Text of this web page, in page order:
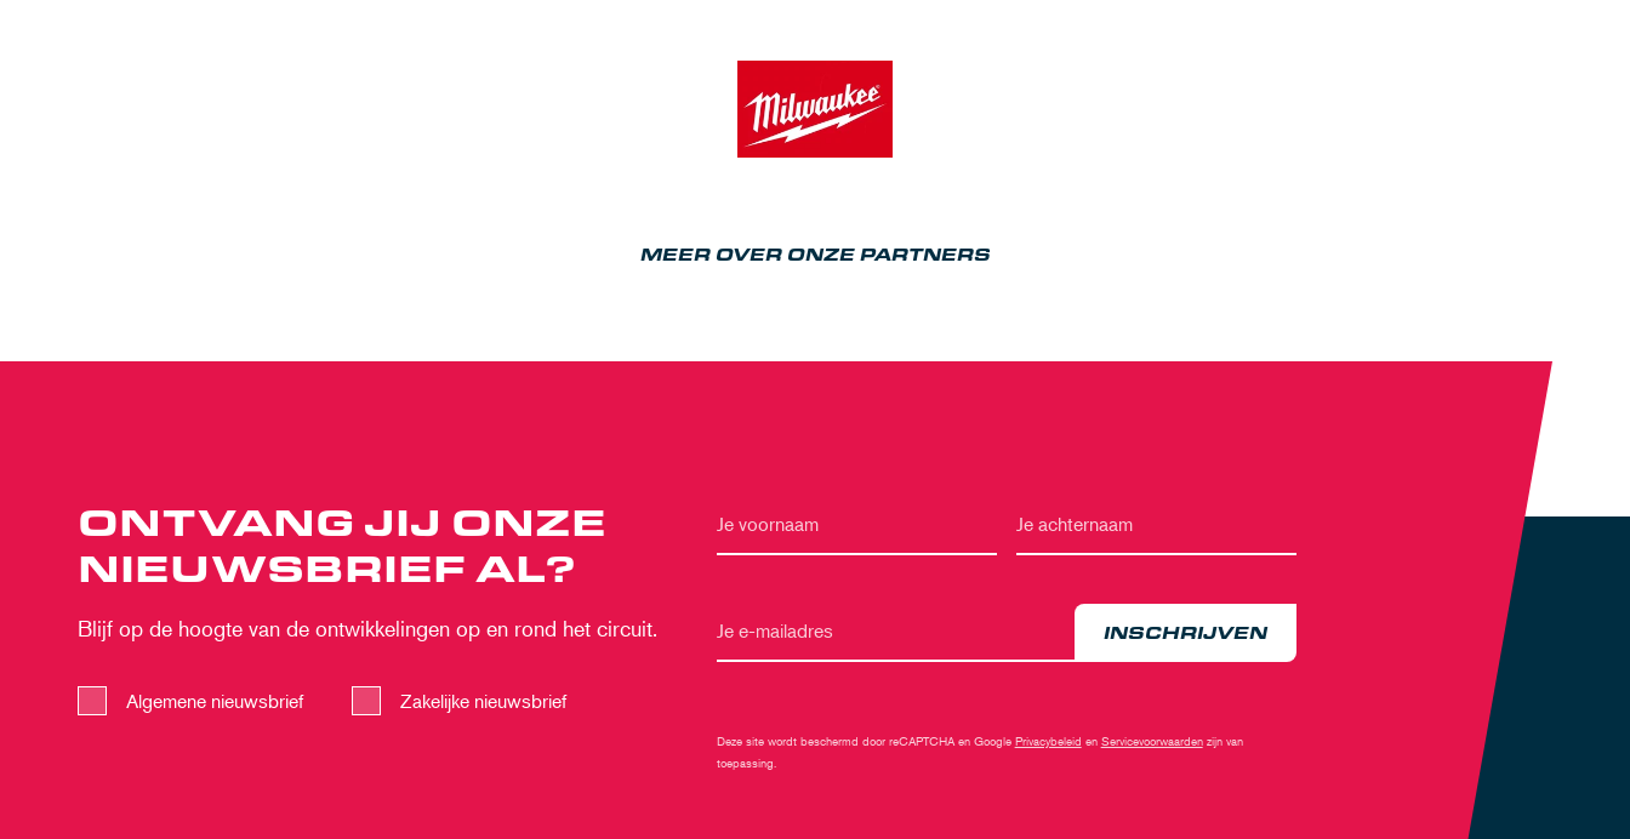
MEER OVER ONZE PARTNERS
ONTVANG JIJ ONZE
NIEUWSBRIEF AL?
Blijf op de hoogte van de ontwikkelingen op en rond het circuit.
Algemene nieuwsbrief Zakelijke nieuwsbrief
INSCHRIJVEN
Deze site wordt beschermd door reCAPTCHA en Google Privacybeleid en Servicevoorwaardenzijn van
toepassing.